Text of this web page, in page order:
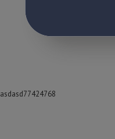
asdasd77424768